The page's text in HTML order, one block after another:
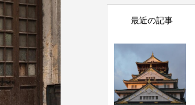
最近の記事